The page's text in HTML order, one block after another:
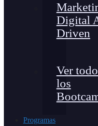
Digital
Driven
Ver
los
Programas